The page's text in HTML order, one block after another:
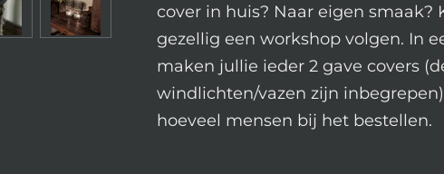
cover in huis? Naar eigen smaak?
gezellig een workshop volgen. In
maken jullie ieder 2 gave covers
windlichten/vazen zijn
hoeveel mensen bij het bestellen.